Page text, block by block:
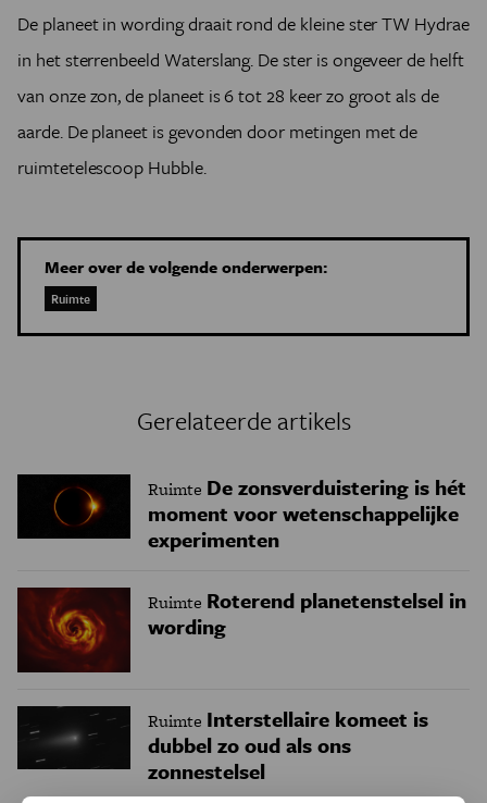
De planeet in wording draait rond de kleine ster TW Hydrae
in het sterrenbeeld Waterslang. De ster is ongeveer de helft
van onze zon, de planeet is 6 tot 28 keer zo groot als de
aarde. De planeet is gevonden door metingen met de
ruimtetelescoop Hubble.
Meer over de volgende onderwerpen:
Ruimte
Gerelateerde artikels
Ruimte De zonsverduistering is hét
moment voor wetenschappelijke
experimenten
Ruimte Roterend planetenstelsel in
wording
Ruimte Interstellaire komeet is
dubbel zo oud als ons
zonnestelsel